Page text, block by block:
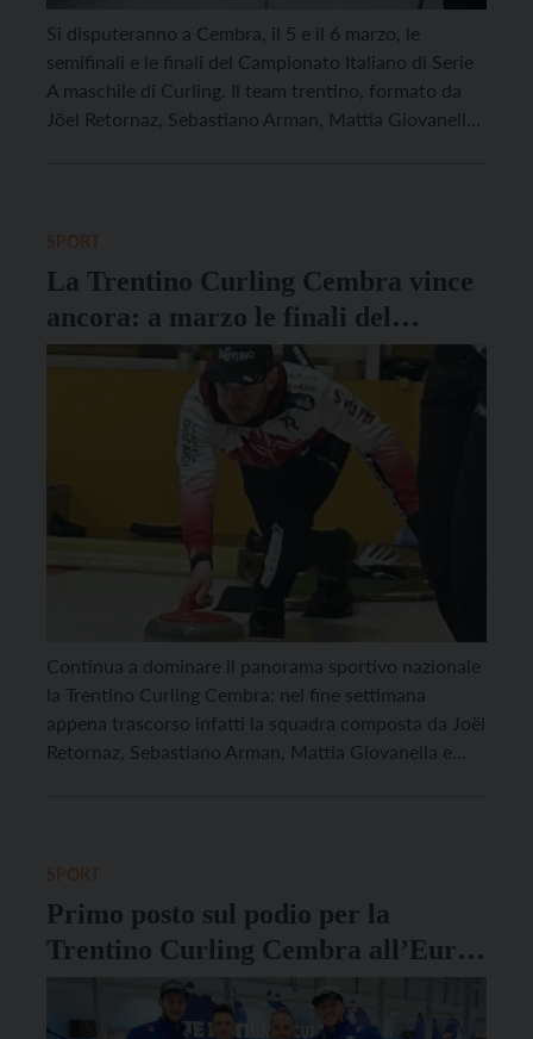
Si disputeranno a Cembra, il 5 e il 6 marzo, le
semifinali e le finali del Campionato Italiano di Serie
A maschile di Curling. Il team trentino, formato da
Jöel Retornaz, Sebastiano Arman, Mattia Giovanella
La Trentino Curling Cembra vince
ancora: a marzo le finali del
Campionato Italiano
Continua a dominare il panorama sportivo nazionale
la Trentino Curling Cembra: nel fine settimana
appena trascorso infatti la squadra composta da Joël
Retornaz, Sebastiano Arman, Mattia Giovanella e
Primo posto sul podio per la
Trentino Curling Cembra all’Euro
Super Series 2022